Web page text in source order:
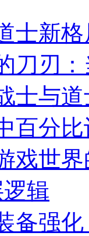
士新
刀刃：
士与道
百分
戏世界
辑
备强